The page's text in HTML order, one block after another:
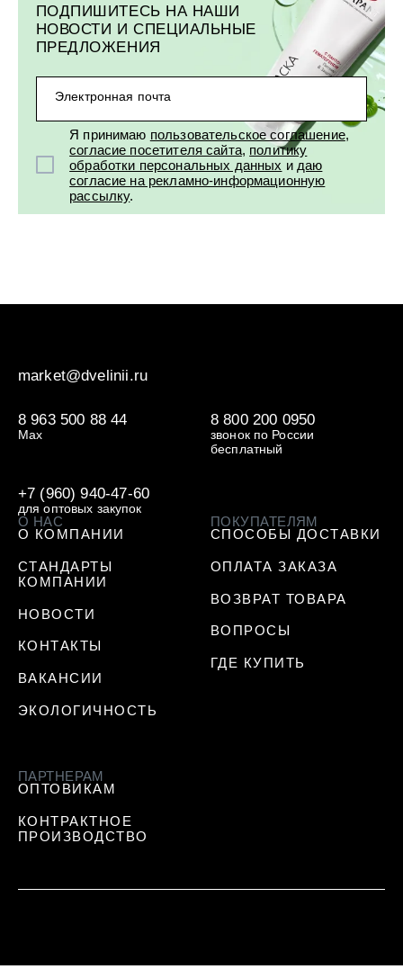
ПОДПИШИТЕСЬ НА НАШИ
НОВОСТИ И СПЕЦИАЛЬНЫЕ
ПРЕДЛОЖЕНИЯ
Электронная почта
Я принимаю пользовательское соглашение,
согласие посетителя сайта, политику
обработки персональных данных и даю
согласие на рекламно-информационную
рассылку.
market@dvelinii.ru
8 800 200 0950
звонок по России
бесплатный
8 963 500 88 44
Max
+7 (960) 940-47-60
для оптовых закупок
О НАС
О КОМПАНИИ
СТАНДАРТЫ
КОМПАНИИ
НОВОСТИ
КОНТАКТЫ
ВАКАНСИИ
ЭКОЛОГИЧНОСТЬ
ПОКУПАТЕЛЯМ
СПОСОБЫ ДОСТАВКИ
ОПЛАТА ЗАКАЗА
ВОЗВРАТ ТОВАРА
ВОПРОСЫ
ГДЕ КУПИТЬ
ПАРТНЕРАМ
ОПТОВИКАМ
КОНТРАКТНОЕ
ПРОИЗВОДСТВО